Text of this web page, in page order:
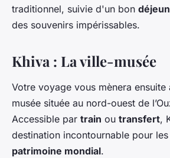
traditionnel, suivie d'un bon
des souvenirs impérissables.
Khiva : La ville-musée
Votre voyage vous mènera ensuite
musée située au nord-ouest de
Accessible par train ou transfert,
destination incontournable pour
patrimoine mondial.